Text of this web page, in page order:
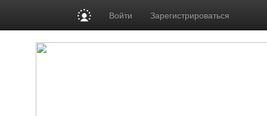
Войти Зарегистрироваться